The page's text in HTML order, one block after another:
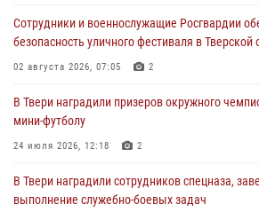
В Твери наградили призеров окружного
мини-футболу
24 июля 2026, 12:18 2
Росгвардейцы оказали помощь водителю на
22 июля 2026, 08:35
Представители Росгвардии провели
мероприятие для воспитанников летнего
Сотрудники и военнослужащие Росгвардии
безопасность уличного фестиваля в Тверской
02 августа 2026, 07:05 2
В Твери наградили призеров окружного
мини-футболу
24 июля 2026, 12:18 2
В Твери наградили сотрудников спецназа,
выполнение служебно-боевых задач